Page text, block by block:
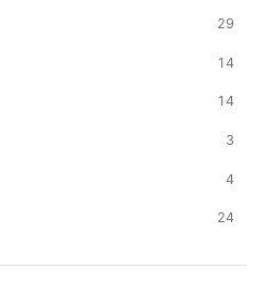
29
14
14
3
4
24